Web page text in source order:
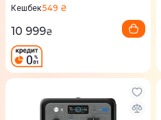
Кешбек549 ₴
10 999₴